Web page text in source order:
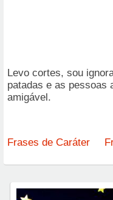
Levo cortes, sou
patadas e as pessoas
amigável.
Frases de Caráter